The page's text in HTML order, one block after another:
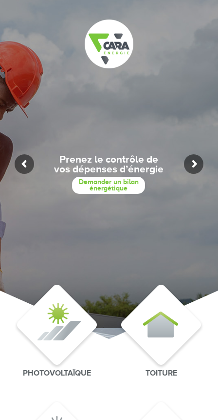
Prenez le contrôle de
vos dépenses d’énergie​
Demander un bilan
énergétique
PHOTOVOLTAÏQUE TOITURE